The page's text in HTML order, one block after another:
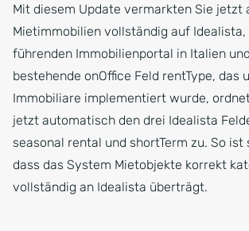
Mit diesem Update vermarkten Sie jetzt
Mietimmobilien vollständig auf Idealista,
führenden Immobilienportal in Italien
bestehende onOffice Feld rentType, das
Immobiliare implementiert wurde,
jetzt automatisch den drei Idealista
seasonal rental und shortTerm zu. So
dass das System Mietobjekte korrekt
vollständig an Idealista überträgt.